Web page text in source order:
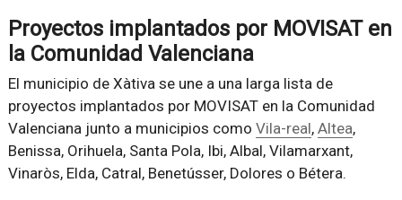
Proyectos implantados por MOVISAT en
la Comunidad Valenciana
El municipio de Xàtiva se une a una larga lista de
proyectos implantados por MOVISAT en la Comunidad
Valenciana junto a municipios como Vila-real, Altea,
Benissa, Orihuela, Santa Pola, Ibi, Albal, Vilamarxant,
Vinaròs, Elda, Catral, Benetússer, Dolores o Bétera.